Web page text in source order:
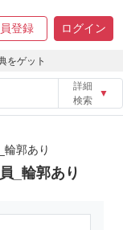
登録 ログイン
をゲット
詳細
検索
▼
輪郭あり
_輪郭あり